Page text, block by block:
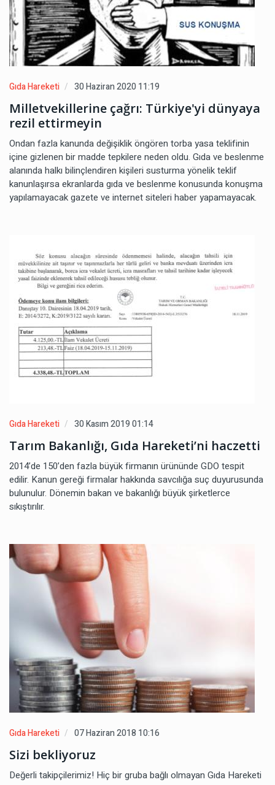
Gıda Hareketi 30 Haziran 2020 11:19
Milletvekillerine çağrı: Türkiye'yi dünyaya
rezil ettirmeyin
Ondan fazla kanunda değişiklik öngören torba yasa teklifinin
içine gizlenen bir madde tepkilere neden oldu. Gıda ve beslenme
alanında halkı bilinçlendiren kişileri susturma yönelik teklif
kanunlaşırsa ekranlarda gıda ve beslenme konusunda konuşma
yapılamayacak gazete ve internet siteleri haber yapamayacak.
Gıda Hareketi 30 Kasım 2019 01:14
Tarım Bakanlığı, Gıda Hareketi’ni haczetti
2014’de 150’den fazla büyük firmanın ürününde GDO tespit
edilir. Kanun gereği firmalar hakkında savcılığa suç duyurusunda
bulunulur. Dönemin bakan ve bakanlığı büyük şirketlerce
sıkıştırılır.
Gıda Hareketi 07 Haziran 2018 10:16
Sizi bekliyoruz
Değerli takipçilerimiz! Hiç bir gruba bağlı olmayan Gıda Hareketi